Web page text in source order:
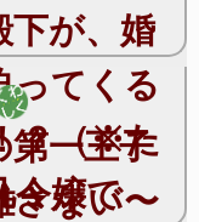
下が、婚
ってくる
？（※た
令嬢で
第一王子
さない〜